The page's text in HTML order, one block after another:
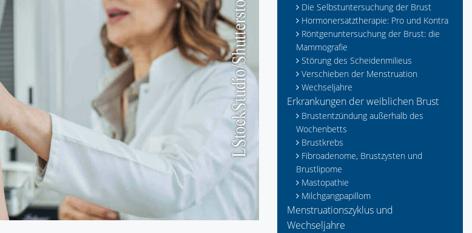
Die Selbstuntersuchung der Brust
Hormonersatztherapie: Pro und Kontra
Röntgenuntersuchung der Brust: die
Mammografie
Störung des Scheidenmilieus
Verschieben der Menstruation
Wechseljahre
Erkrankungen der weiblichen Brust
Brustentzündung außerhalb des
Wochenbetts
Brustkrebs
Fibroadenome, Brustzysten und
Brustlipome
Mastopathie
Milchgangpapillom
Menstruationszyklus und
Wechseljahre